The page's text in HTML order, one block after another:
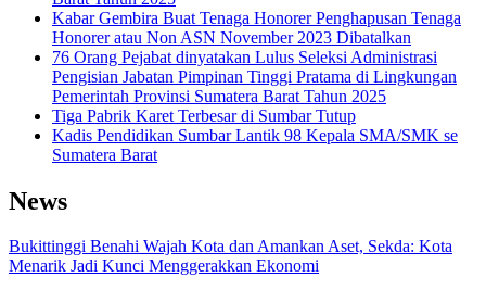
Kabar Gembira Buat Tenaga Honorer Penghapusan Tenaga
Honorer atau Non ASN November 2023 Dibatalkan
76 Orang Pejabat dinyatakan Lulus Seleksi Administrasi
Pengisian Jabatan Pimpinan Tinggi Pratama di Lingkungan
Pemerintah Provinsi Sumatera Barat Tahun 2025
Tiga Pabrik Karet Terbesar di Sumbar Tutup
Kadis Pendidikan Sumbar Lantik 98 Kepala SMA/SMK se
Sumatera Barat
News
Bukittinggi Benahi Wajah Kota dan Amankan Aset, Sekda: Kota
Menarik Jadi Kunci Menggerakkan Ekonomi